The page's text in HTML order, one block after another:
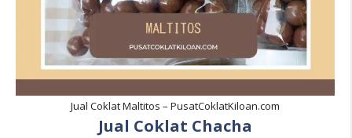
Jual Coklat Maltitos – PusatCoklatKiloan.com
Jual Coklat Chacha